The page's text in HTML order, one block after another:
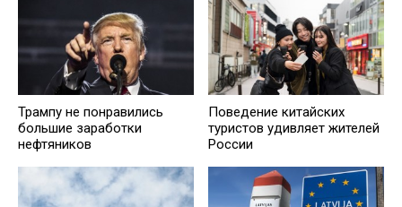
Трампу не понравились
большие заработки
нефтяников
Поведение китайских
туристов удивляет жителей
России